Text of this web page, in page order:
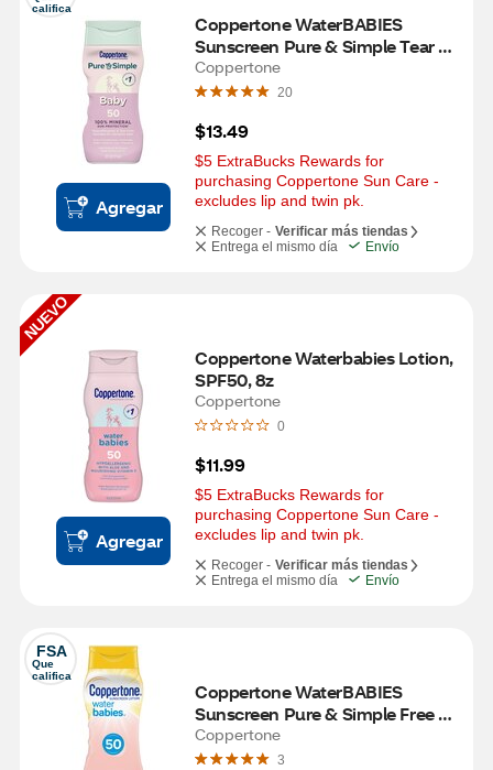
califica
Agregar
Coppertone WaterBABIES
Sunscreen Pure & Simple Tear
Free Mineral Based Lotion Broad
Spectrum SPF 50, 6 OZ
Coppertone
20
$13.49
$5 ExtraBucks Rewards for
purchasing Coppertone Sun Care -
excludes lip and twin pk.
Recoger - Verificar más tiendas
Entrega el mismo día
Envío
NUEVO
Agregar
Coppertone Waterbabies Lotion,
SPF50, 8z
Coppertone
0
$11.99
$5 ExtraBucks Rewards for
purchasing Coppertone Sun Care -
excludes lip and twin pk.
Recoger - Verificar más tiendas
Entrega el mismo día
Envío
FSA
Que
califica
Coppertone WaterBABIES
Sunscreen Pure & Simple Free
Lotion Broad Spectrum SPF 50,
6 OZ
Coppertone
3